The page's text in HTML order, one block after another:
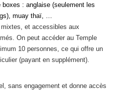
: anglaise (seulement les
muay thaï, …
et accessibles aux
On peut accéder au Temple
10 personnes, ce qui offre un
(payant en supplément).
sans engagement et donne accès